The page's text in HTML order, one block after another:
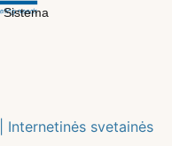
Sistema
Internetinės svetainės